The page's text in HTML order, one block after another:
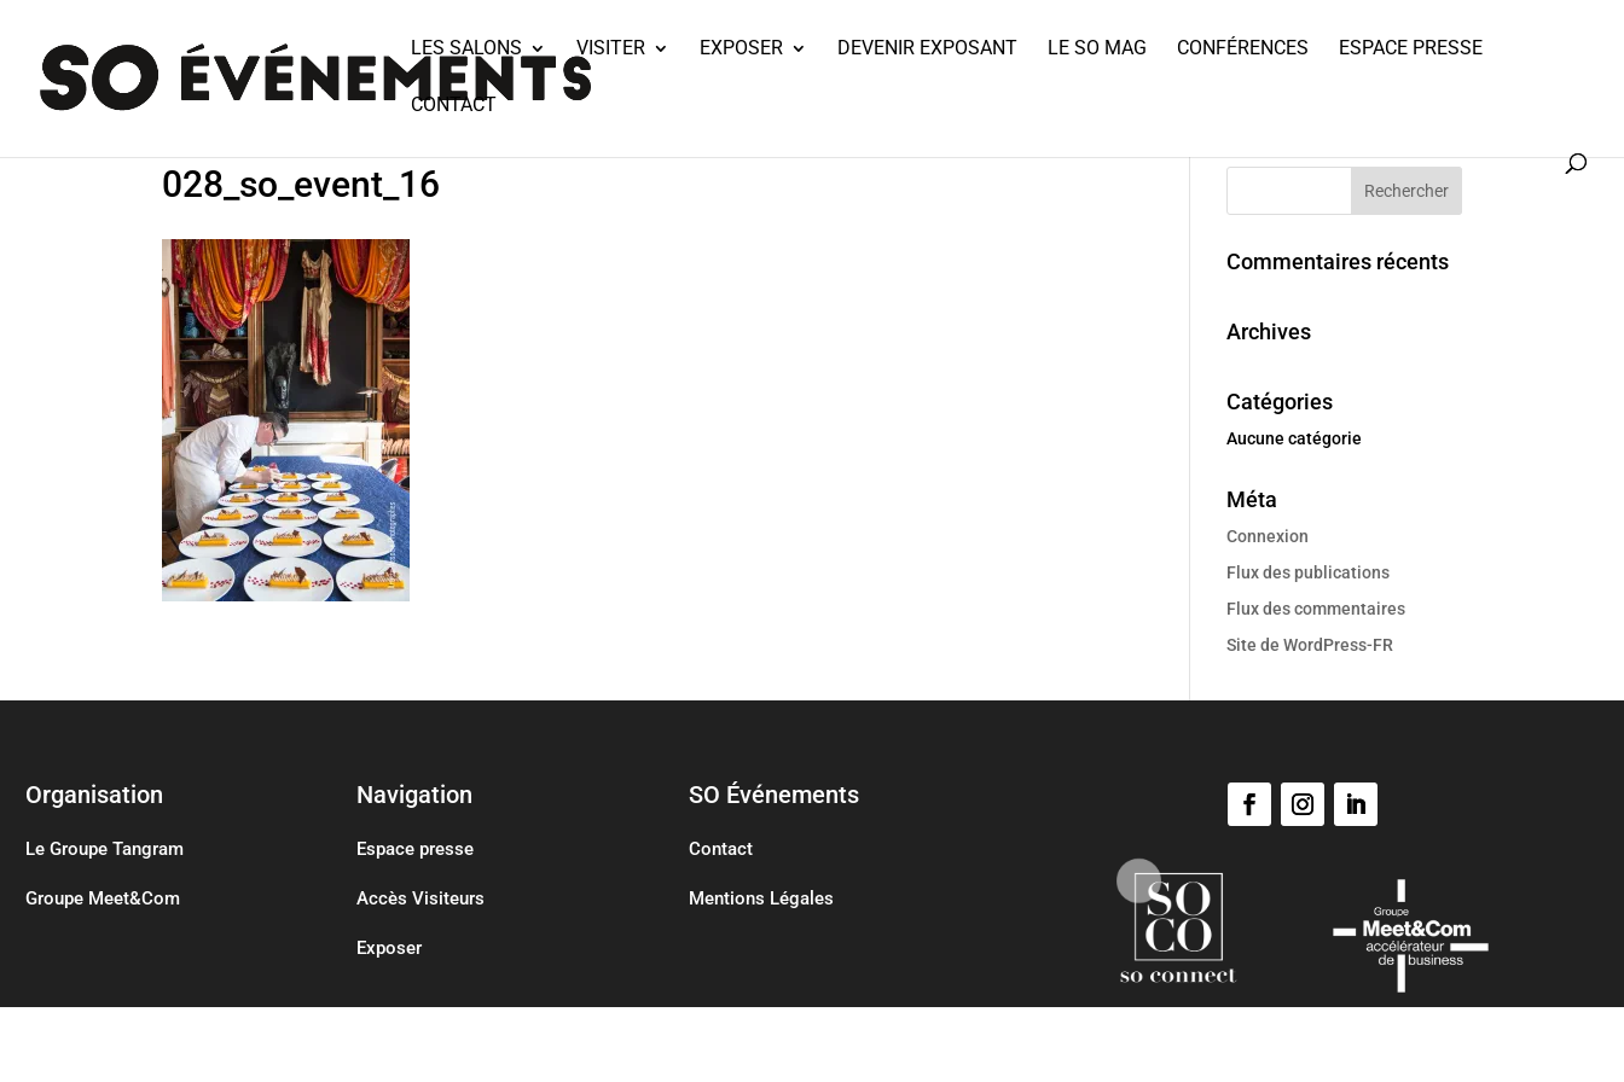
LES SALONS VISITER EXPOSER DEVENIR EXPOSANT LE SO MAG CONFÉRENCES ESPACE PRESSE
CONTACT
028_so_event_16
Commentaires récents
Archives
Catégories
Aucune catégorie
Méta
Connexion
Flux des publications
Flux des commentaires
Site de WordPress-FR
Organisation
Le Groupe Tangram
Groupe Meet&Com
Navigation
Espace presse
Accès Visiteurs
Exposer
SO Événements
Contact
Mentions Légales